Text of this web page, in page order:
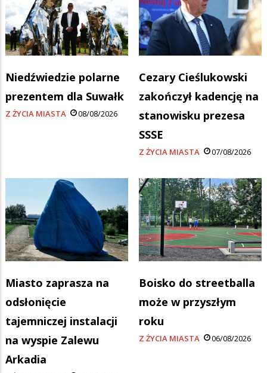
Niedźwiedzie polarne
prezentem dla Suwałk
Z ŻYCIA MIASTA 08/08/2026
Cezary Cieślukowski
zakończył kadencję na
stanowisku prezesa
SSSE
Z ŻYCIA MIASTA 07/08/2026
Miasto zaprasza na
odsłonięcie
tajemniczej instalacji
na wyspie Zalewu
Arkadia
Boisko do streetballa
może w przyszłym
roku
Z ŻYCIA MIASTA 06/08/2026